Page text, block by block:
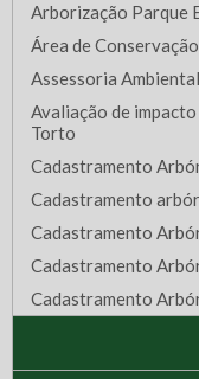
Arborização Parque
Área de
Assessoria
Avaliação de
Torto
Cadastramento
Cadastramento
Cadastramento
Cadastramento
Cadastramento
Cadastramento
Cadastramento